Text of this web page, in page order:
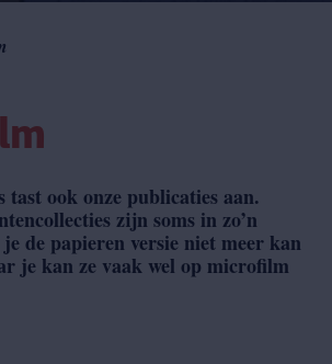
tast ook onze publicaties aan.
zijn soms in zo’n
de papieren versie niet meer kan
je kan ze vaak wel op microfilm